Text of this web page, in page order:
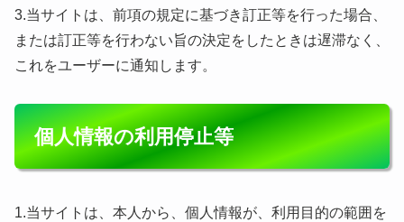
3.当サイトは、前項の規定に基づき訂正等を行った場合、
または訂正等を行わない旨の決定をしたときは遅滞なく、
これをユーザーに通知します。
個人情報の利用停止等
1.当サイトは、本人から、個人情報が、利用目的の範囲を